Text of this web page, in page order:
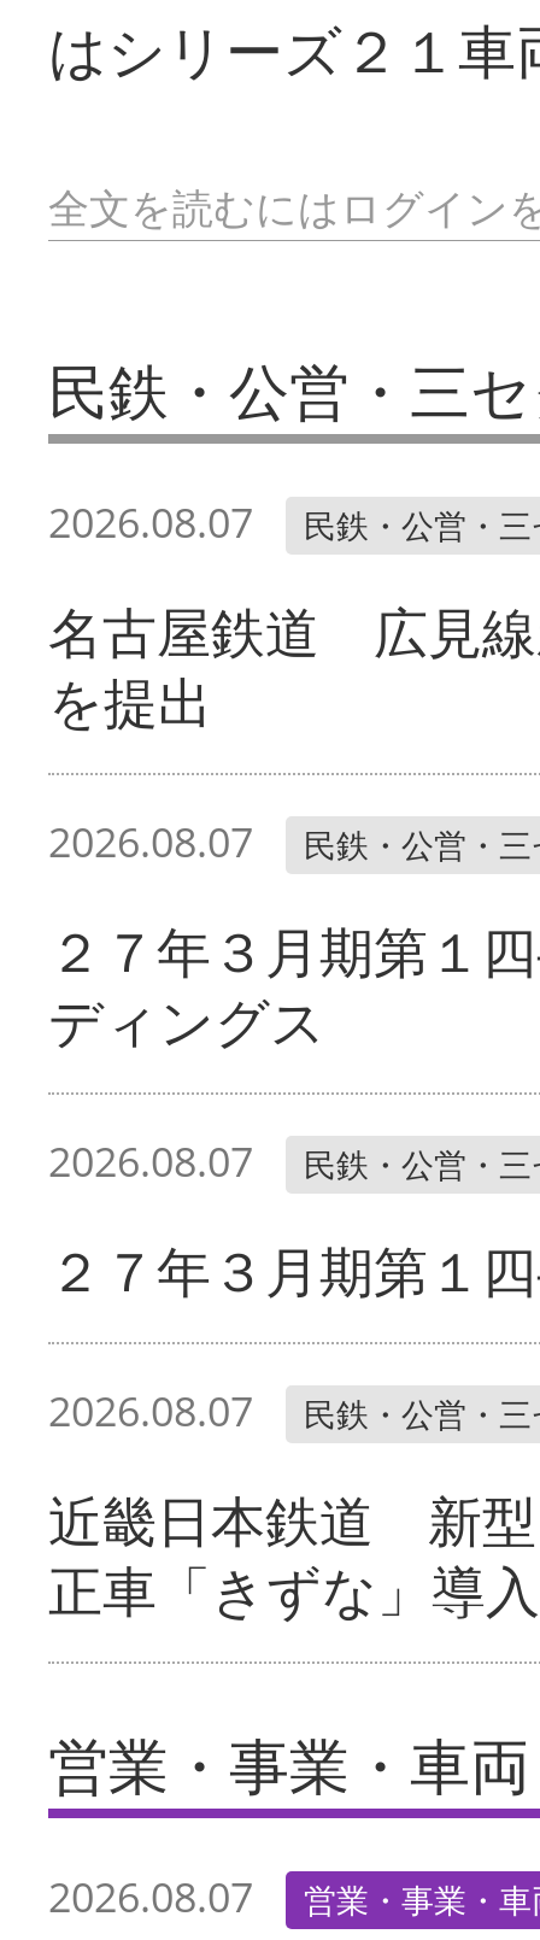
はシリーズ２１
全文を読むにはログイン
民鉄・公営・三
2026.08.07 民鉄・公営・
名古屋鉄道 広見
を提出
2026.08.07 民鉄・公営・
２７年３月期第１
ディングス
2026.08.07 民鉄・公営・
２７年３月期第１
2026.08.07 民鉄・公営・
近畿日本鉄道 新
正車「きずな」導入
営業・事業・車両
2026.08.07 営業・事業・